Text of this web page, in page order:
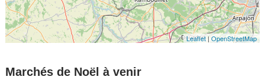
Leaflet |OpenStreetMap
Marchés de Noël à venir